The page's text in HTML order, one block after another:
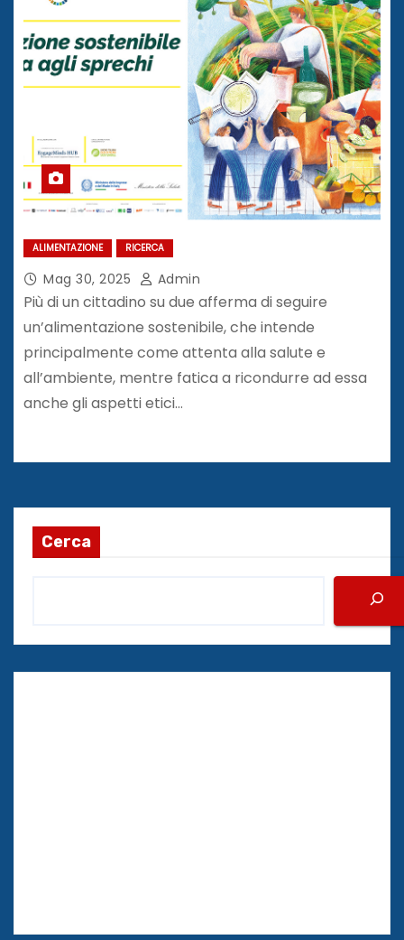
ALIMENTAZIONE RICERCA
Mag 30, 2025 Admin
Più di un cittadino su due afferma di seguire
un’alimentazione sostenibile, che intende
principalmente come attenta alla salute e
all’ambiente, mentre fatica a ricondurre ad essa
anche gli aspetti etici…
Cerca